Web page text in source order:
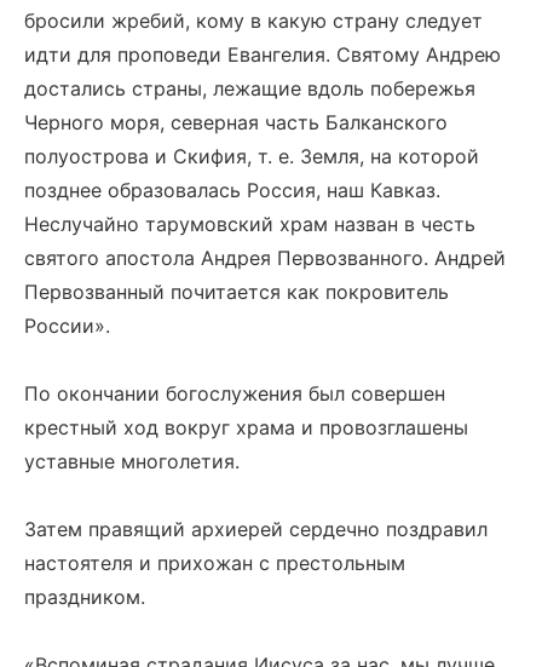
бросили жребий, кому в какую страну следует
идти для проповеди Евангелия. Святому Андрею
достались страны, лежащие вдоль побережья
Черного моря, северная часть Балканского
полуострова и Скифия, т. е. Земля, на которой
позднее образовалась Россия, наш Кавказ.
Неслучайно тарумовский храм назван в честь
святого апостола Андрея Первозванного. Андрей
Первозванный почитается как покровитель
России».
По окончании богослужения был совершен
крестный ход вокруг храма и провозглашены
уставные многолетия.
Затем правящий архиерей сердечно поздравил
настоятеля и прихожан с престольным
праздником.